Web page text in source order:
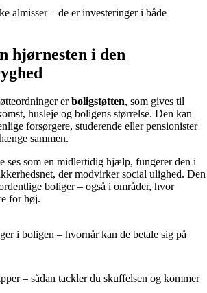
almisser – de er investeringer i både
hjørnesten i den
erboligstøtten, som gives til
husleje og boligens størrelse. Den kan
forsørgere, studerende eller pensionister
sammen.
ses som en midlertidig hjælp, fungerer den i
der modvirker social ulighed. Den
boliger – også i områder, hvor
for høj.
i boligen – hvornår kan de betale sig på
– sådan tackler du skuffelsen og kommer